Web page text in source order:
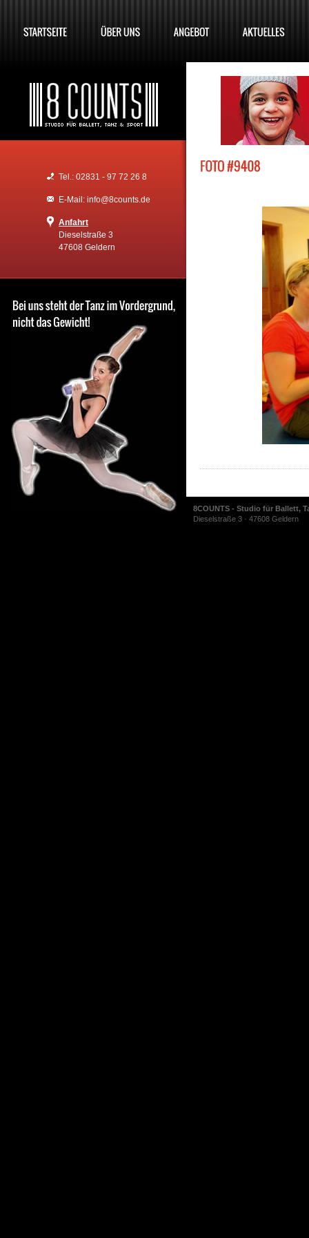
Tel.: 02831 - 97 72 26 8
E-Mail: info@8counts.de
Anfahrt
Dieselstraße 3
47608 Geldern
8COUNTS - Studio für Ballett,
Dieselstraße 3 · 47608 Geldern